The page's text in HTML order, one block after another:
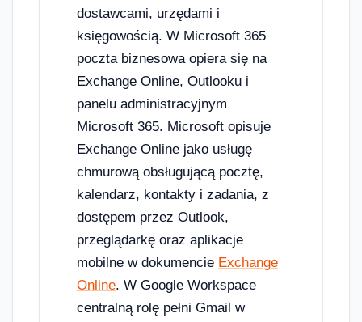
dostawcami, urzędami i
księgowością. W Microsoft 365
poczta biznesowa opiera się na
Exchange Online, Outlooku i
panelu administracyjnym
Microsoft 365. Microsoft opisuje
Exchange Online jako usługę
chmurową obsługującą pocztę,
kalendarz, kontakty i zadania, z
dostępem przez Outlook,
przeglądarkę oraz aplikacje
mobilne w dokumencie Exchange
Online. W Google Workspace
centralną rolę pełni Gmail w